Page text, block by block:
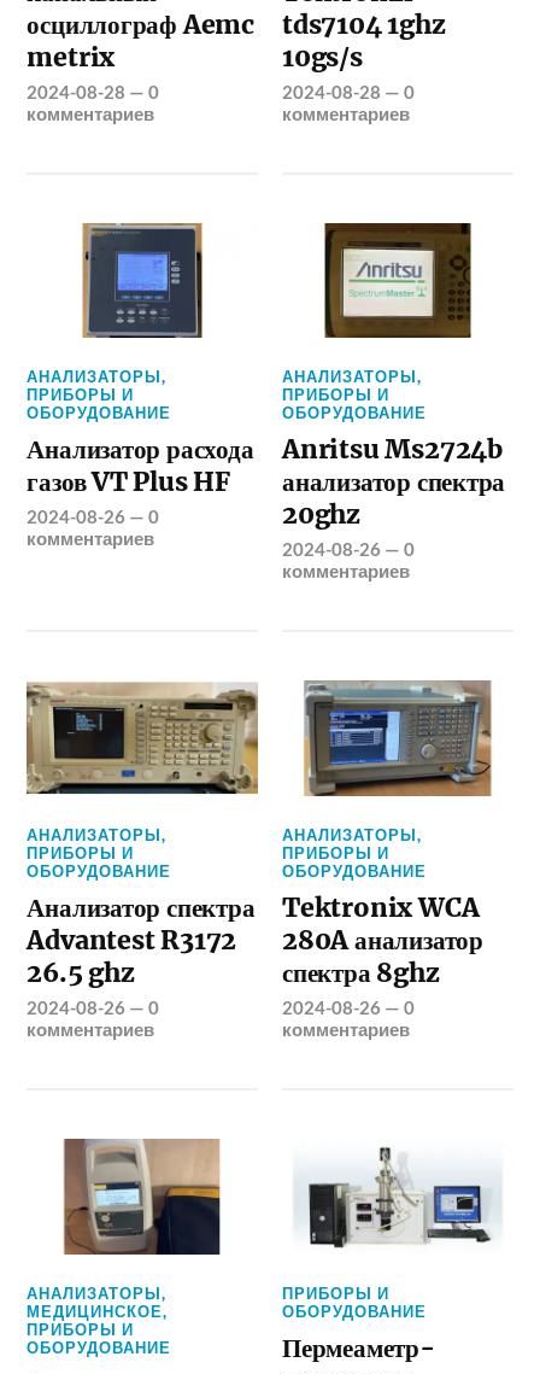
осциллограф Aemc
metrix
2024-08-28 —0
комментариев
tds7104 1ghz
10gs/s
2024-08-28 —0
комментариев
АНАЛИЗАТОРЫ,
ПРИБОРЫ И
ОБОРУДОВАНИЕ
Анализатор расхода
газов VT Plus HF
2024-08-26 —0
комментариев
АНАЛИЗАТОРЫ,
ПРИБОРЫ И
ОБОРУДОВАНИЕ
Anritsu Ms2724b
анализатор спектра
20ghz
2024-08-26 —0
комментариев
АНАЛИЗАТОРЫ,
ПРИБОРЫ И
ОБОРУДОВАНИЕ
Анализатор спектра
Advantest R3172
26.5 ghz
2024-08-26 —0
комментариев
АНАЛИЗАТОРЫ,
ПРИБОРЫ И
ОБОРУДОВАНИЕ
Tektronix WCA
280A анализатор
спектра 8ghz
2024-08-26 —0
комментариев
АНАЛИЗАТОРЫ,
МЕДИЦИНСКОЕ,
ПРИБОРЫ И
ОБОРУДОВАНИЕ
ПРИБОРЫ И
ОБОРУДОВАНИЕ
Пермеаметр-